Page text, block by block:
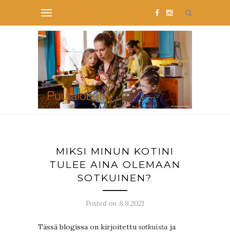
MIKSI MINUN KOTINI
TULEE AINA OLEMAAN
SOTKUINEN?
Posted on 8.9.2021
Tässä blogissa on kirjoitettu sotkuista ja